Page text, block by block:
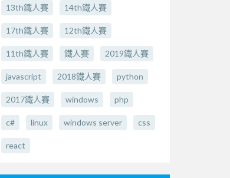
13th鐵人賽 14th鐵人賽
17th鐵人賽 12th鐵人賽
11th鐵人賽 鐵人賽 2019鐵人賽
javascript 2018鐵人賽 python
2017鐵人賽 windows php
c# linux windows server css
react